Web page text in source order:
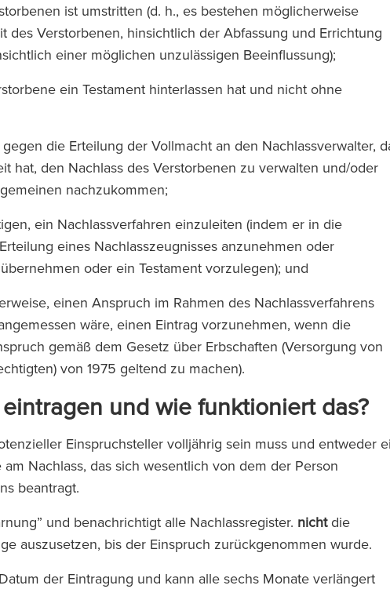
ist umstritten (d. h., es bestehen möglicherweise
des Verstorbenen, hinsichtlich der Abfassung und Errichtung
einer möglichen unzulässigen Beeinflussung);
ein Testament hinterlassen hat und nicht ohne
die Erteilung der Vollmacht an den Nachlassverwalter,
hat, den Nachlass des Verstorbenen zu verwalten und/oder
nachzukommen;
ein Nachlassverfahren einzuleiten (indem er in die
eines Nachlasszeugnisses anzunehmen oder
oder ein Testament vorzulegen); und
einen Anspruch im Rahmen des Nachlassverfahrens
wäre, einen Eintrag vorzunehmen, wenn die
gemäß dem Gesetz über Erbschaften (Versorgung von
von 1975 geltend zu machen).
und wie funktioniert das?
Einspruchsteller volljährig sein muss und entweder
Nachlass, das sich wesentlich von dem der Person
beantragt.
und benachrichtigt alle Nachlassregister. nichtdie
auszusetzen, bis der Einspruch zurückgenommen wurde.
der Eintragung und kann alle sechs Monate verlängert